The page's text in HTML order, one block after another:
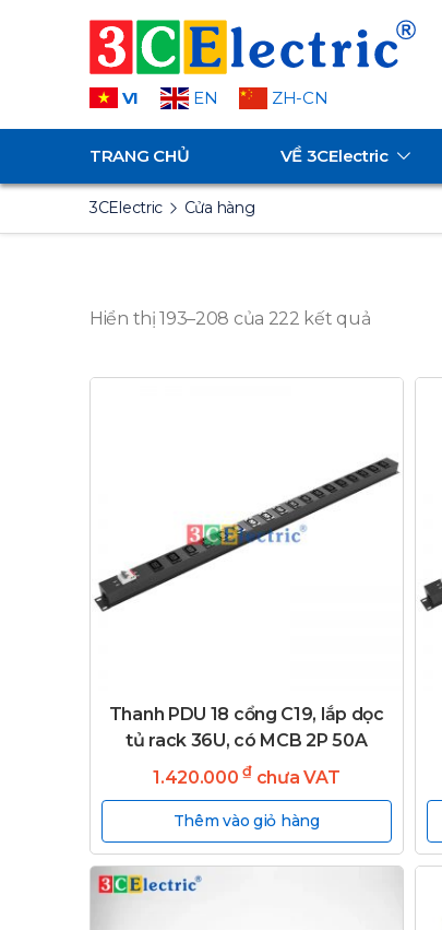
VI EN ZH-CN
TRANG CHỦ VỀ 3CElectric
3CElectric Cửa hàng
Hiển thị 193–208 của 222 kết quả
Thanh PDU 18 cổng C19, lắp dọc
tủ rack 36U, có MCB 2P 50A
1.420.000₫ chưa VAT
Thêm vào giỏ hàng